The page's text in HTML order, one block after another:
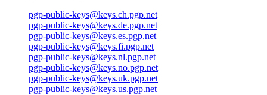
pgp-public-keys@keys.ch.pgp.net
pgp-public-keys@keys.de.pgp.net
pgp-public-keys@keys.es.pgp.net
pgp-public-keys@keys.fi.pgp.net
pgp-public-keys@keys.nl.pgp.net
pgp-public-keys@keys.no.pgp.net
pgp-public-keys@keys.uk.pgp.net
pgp-public-keys@keys.us.pgp.net